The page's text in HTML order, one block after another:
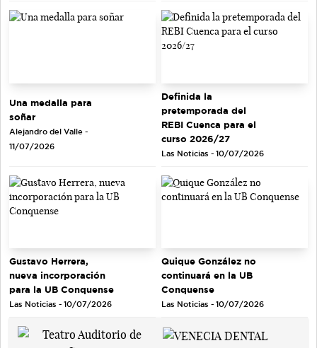
Una medalla para
soñar
Alejandro del Valle -
11/07/2026
Definida la
pretemporada del
REBI Cuenca para el
curso 2026/27
Las Noticias - 10/07/2026
Gustavo Herrera,
nueva incorporación
para la UB Conquense
Las Noticias - 10/07/2026
Quique González no
continuará en la UB
Conquense
Las Noticias - 10/07/2026